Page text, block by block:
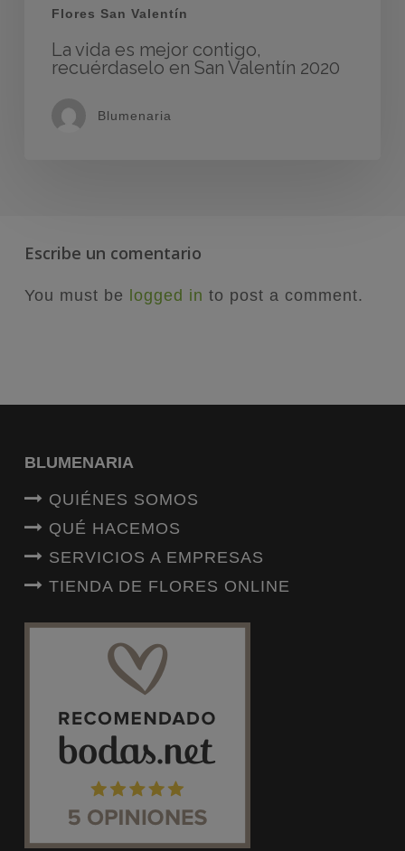
Flores San Valentín
La vida es mejor contigo,
recuérdaselo en San Valentín 2020
Blumenaria
Escribe un comentario
You must be logged in to post a comment.
BLUMENARIA
QUIÉNES SOMOS
QUÉ HACEMOS
SERVICIOS A EMPRESAS
TIENDA DE FLORES ONLINE